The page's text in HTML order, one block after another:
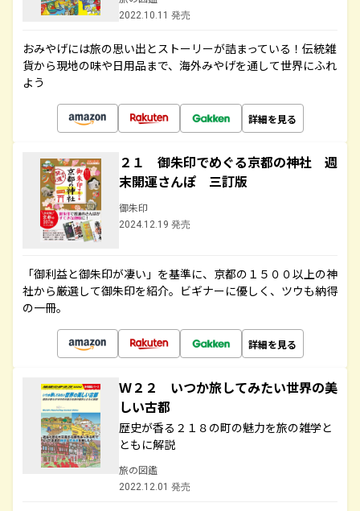
2022.10.11 発売
おみやげには旅の思い出とストーリーが詰まっている！伝統雑
貨から現地の味や日用品まで、海外みやげを通して世界にふれ
よう
詳細を見る
２１ 御朱印でめぐる京都の神社 週
末開運さんぽ 三訂版
御朱印
2024.12.19 発売
「御利益と御朱印が凄い」を基準に、京都の１５００以上の神
社から厳選して御朱印を紹介。ビギナーに優しく、ツウも納得
の一冊。
詳細を見る
Ｗ２２ いつか旅してみたい世界の美
しい古都
歴史が香る２１８の町の魅力を旅の雑学と
ともに解説
旅の図鑑
2022.12.01 発売